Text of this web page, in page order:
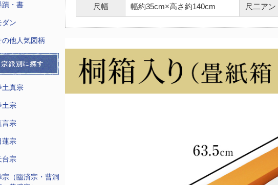
蹟・書
ダン
の他人気図柄
土真宗
土宗
言宗
蓮宗
台宗
宗（臨済宗・曹洞
尺幅 幅約35cm×高さ約140cm 尺二アン